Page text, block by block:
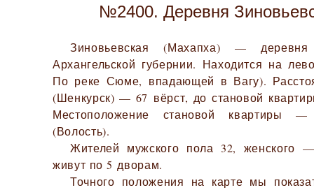
№2400. Деревня
Зиновьевская (Махапха) —
Архангельской губернии. Находится на
По реке Сюме, впадающей в Вагу).
(Шенкурск) — 67 вёрст, до становой
Местоположение становой квартиры —
(Волость).
Жителей мужского пола 32, женского
живут по 5 дворам.
Точного положения на карте мы